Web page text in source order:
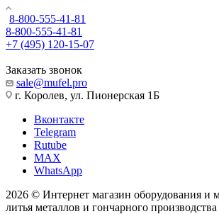
8-800-555-41-81
8-800-555-41-81
+7 (495) 120-15-07
Заказать звонок
sale@mufel.pro
г. Королев, ул. Пионерская 1Б
Вконтакте
Telegram
Rutube
MAX
WhatsApp
2026 © Интернет магазин оборудования и
литья металлов и гончарного производства